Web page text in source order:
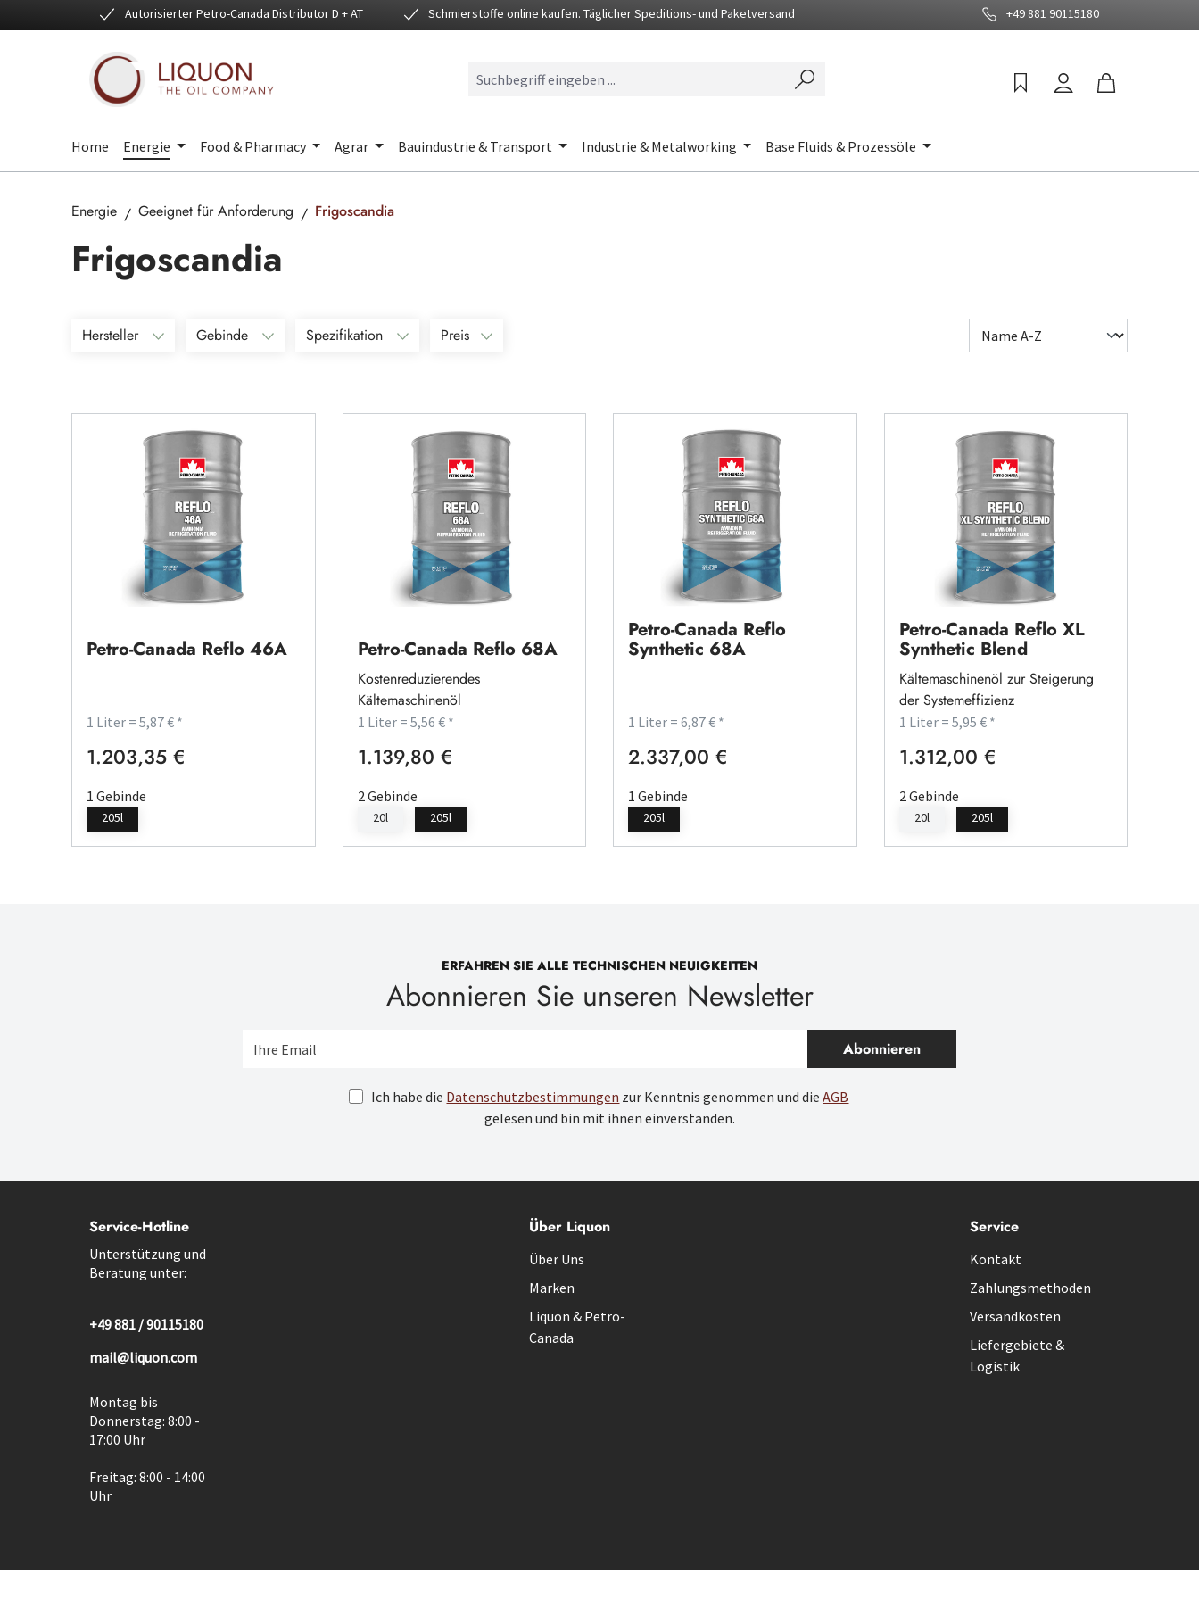
Hauptinhalt springen
Zur Suche springen
Zur Hauptnavigation springenAutorisierter Petro-Canada Distributor D + AT Schmierstoffe online kaufen. Täglicher Speditions- und Paketversand +49 881 90115180
Home Energie Food & Pharmacy Agrar Bauindustrie & Transport Industrie & Metalworking Base Fluids & Prozessöle
Energie Geeignet für Anforderung Frigoscandia
Frigoscandia
Hersteller Gebinde Spezifikation Preis
Petro-Canada Reflo 46A
1 Liter = 5,87 € *
Regulärer Preis:
1.203,35 €
1 Gebinde
205l
Petro-Canada Reflo 68A
Kostenreduzierendes
Kältemaschinenöl
1 Liter = 5,56 € *
Regulärer Preis:
1.139,80 €
2 Gebinde
20l 205l
Petro-Canada Reflo
Synthetic 68A
1 Liter = 6,87 € *
Regulärer Preis:
2.337,00 €
1 Gebinde
205l
Petro-Canada Reflo XL
Synthetic Blend
Kältemaschinenöl zur Steigerung
der Systemeffizienz
1 Liter = 5,95 € *
Regulärer Preis:
1.312,00 €
2 Gebinde
20l 205l
ERFAHREN SIE ALLE TECHNISCHEN NEUIGKEITEN
Abonnieren Sie unseren Newsletter
Abonnieren
Ich habe die Datenschutzbestimmungen zur Kenntnis genommen und dieAGB
gelesen und bin mit ihnen einverstanden.
Service-Hotline
Unterstützung und
Beratung unter:
+49 881 / 90115180
mail@liquon.com
Montag bis
Donnerstag: 8:00 -
17:00 Uhr
Freitag: 8:00 - 14:00
Uhr
Über Liquon
Über Uns
Marken
Liquon & Petro-
Canada
Service
Kontakt
Zahlungsmethoden
Versandkosten
Liefergebiete &
Logistik